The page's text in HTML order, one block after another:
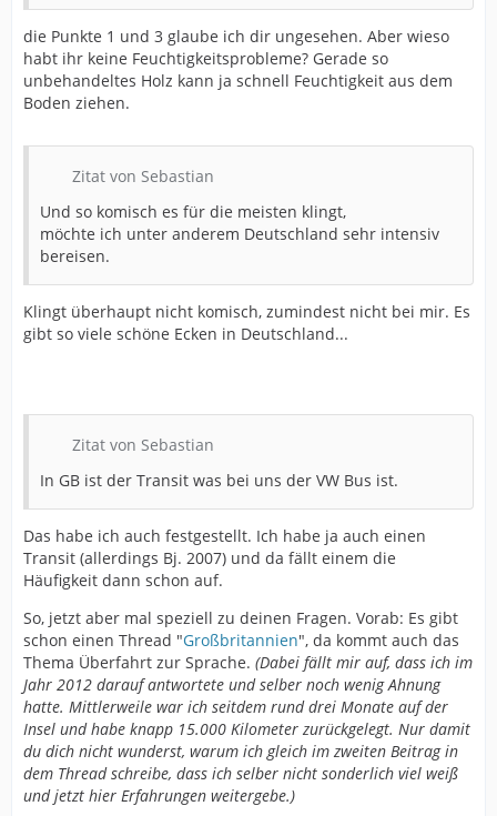
die Punkte 1 und 3 glaube ich dir ungesehen. Aber wieso
habt ihr keine Feuchtigkeitsprobleme? Gerade so
unbehandeltes Holz kann ja schnell Feuchtigkeit aus dem
Boden ziehen.
Zitat von Sebastian
Und so komisch es für die meisten klingt,
möchte ich unter anderem Deutschland sehr intensiv
bereisen.
Klingt überhaupt nicht komisch, zumindest nicht bei mir. Es
gibt so viele schöne Ecken in Deutschland...
Zitat von Sebastian
In GB ist der Transit was bei uns der VW Bus ist.
Das habe ich auch festgestellt. Ich habe ja auch einen
Transit (allerdings Bj. 2007) und da fällt einem die
Häufigkeit dann schon auf.
So, jetzt aber mal speziell zu deinen Fragen. Vorab: Es gibt
schon einen Thread "Großbritannien", da kommt auch das
Thema Überfahrt zur Sprache. (Dabei fällt mir auf, dass ich im
Jahr 2012 darauf antwortete und selber noch wenig Ahnung
hatte. Mittlerweile war ich seitdem rund drei Monate auf der
Insel und habe knapp 15.000 Kilometer zurückgelegt. Nur damit
du dich nicht wunderst, warum ich gleich im zweiten Beitrag in
dem Thread schreibe, dass ich selber nicht sonderlich viel weiß
und jetzt hier Erfahrungen weitergebe.)